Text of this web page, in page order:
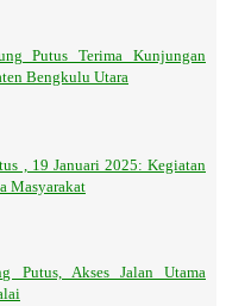
Putus Terima Kunjungan
Bengkulu Utara
, 19 Januari 2025: Kegiatan
Masyarakat
Putus, Akses Jalan Utama